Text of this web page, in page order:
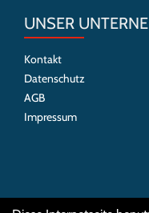
UNSER
Kontakt
Datenschutz
AGB
Impressum